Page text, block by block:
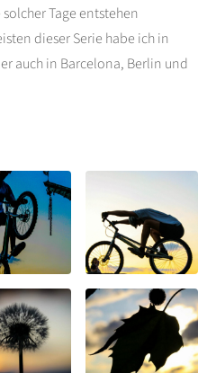
Tage entstehen
dieser Serie habe ich in
auch in Barcelona, Berlin und